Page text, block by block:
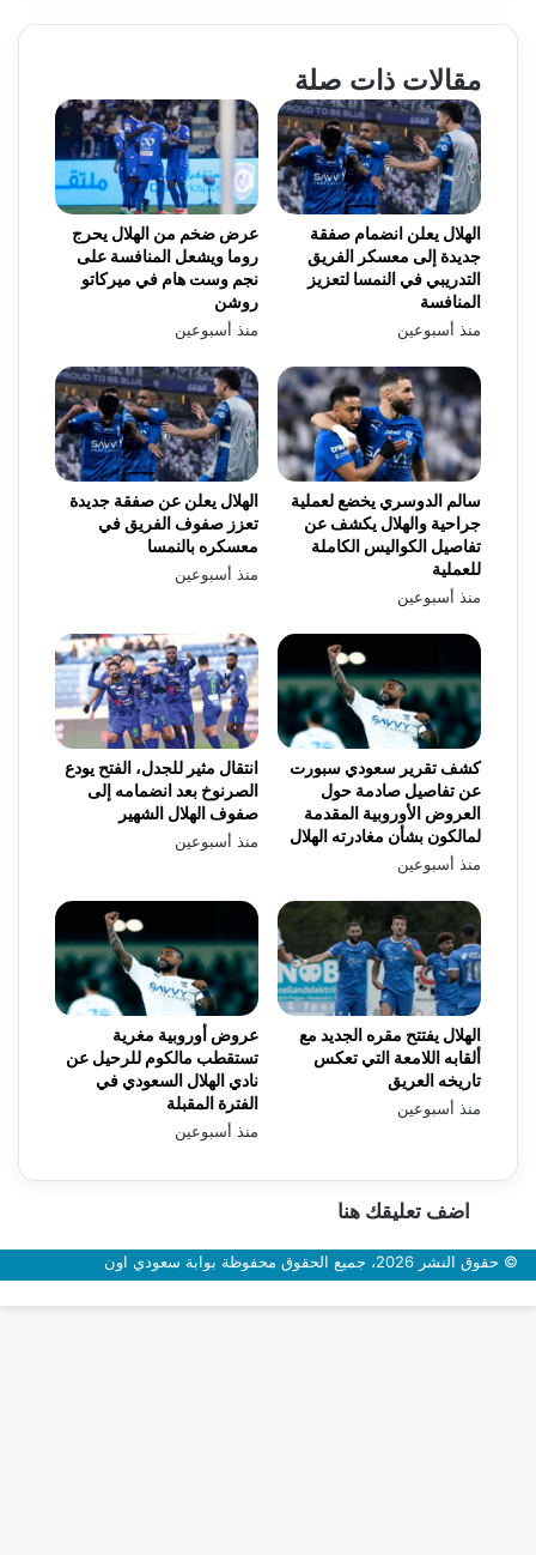
مقالات ذات صلة
عرض ضخم من الهلال يحرج
روما ويشعل المنافسة على
نجم وست هام في ميركاتو
روشن
منذ أسبوعين
الهلال يعلن انضمام صفقة
جديدة إلى معسكر الفريق
التدريبي في النمسا لتعزيز
المنافسة
منذ أسبوعين
الهلال يعلن عن صفقة جديدة
تعزز صفوف الفريق في
معسكره بالنمسا
منذ أسبوعين
سالم الدوسري يخضع لعملية
جراحية والهلال يكشف عن
تفاصيل الكواليس الكاملة
للعملية
منذ أسبوعين
انتقال مثير للجدل، الفتح يودع
الصرنوخ بعد انضمامه إلى
صفوف الهلال الشهير
منذ أسبوعين
كشف تقرير سعودي سبورت
عن تفاصيل صادمة حول
العروض الأوروبية المقدمة
لمالكون بشأن مغادرته الهلال
منذ أسبوعين
عروض أوروبية مغرية
تستقطب مالكوم للرحيل عن
نادي الهلال السعودي في
الفترة المقبلة
منذ أسبوعين
الهلال يفتتح مقره الجديد مع
ألقابه اللامعة التي تعكس
تاريخه العريق
منذ أسبوعين
اضف تعليقك هنا
© حقوق النشر 2026، جميع الحقوق محفوظة بوابة سعودي اون